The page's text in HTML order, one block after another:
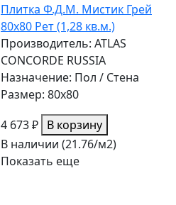
Плитка Ф.Д.М. Мистик Грей
80х80 Рет (1,28 кв.м.)
Производитель: ATLAS
CONCORDE RUSSIA
Назначение: Пол / Стена
Размер: 80x80
4 673 ₽ В корзину
В наличии (21.76/м2)
Показать еще